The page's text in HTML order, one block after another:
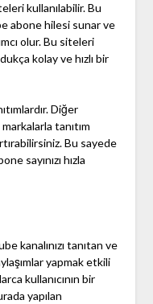
kullanılabilir. Bu
abone hilesi sunar ve
olur. Bu siteleri
kolay ve hızlı bir
Diğer
tanıtım
Bu sayede
sayınızı hızla
kanalınızı tanıtan ve
yapmak etkili
kullanıcının bir
yapılan